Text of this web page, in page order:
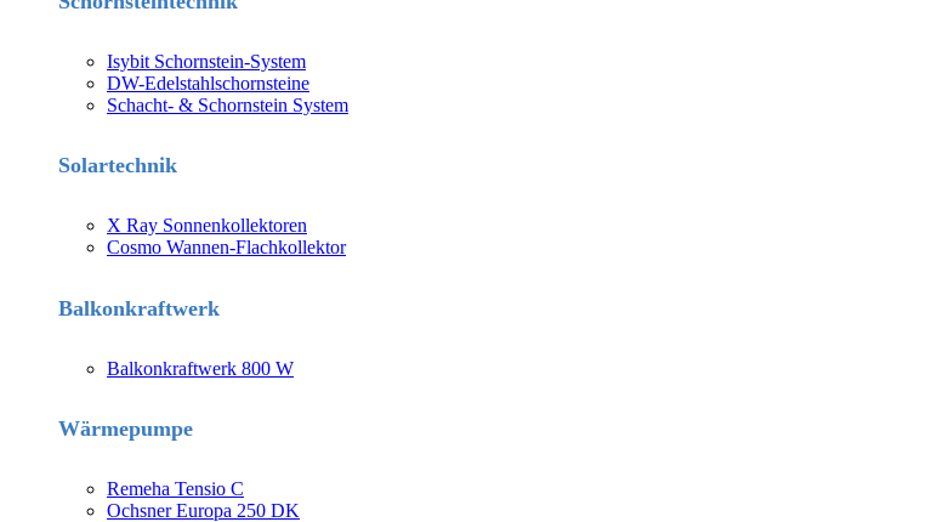
Isybit Schornstein-System
DW-Edelstahlschornsteine
Schacht- & Schornstein System
Solartechnik
X Ray Sonnenkollektoren
Cosmo Wannen-Flachkollektor
Balkonkraftwerk
Balkonkraftwerk 800 W
Wärmepumpe
Remeha Tensio C
Ochsner Europa 250 DK